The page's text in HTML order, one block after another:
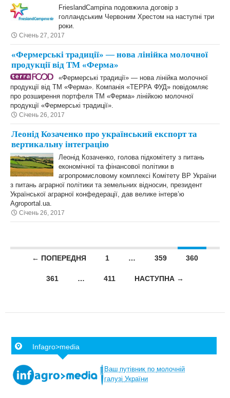
FrieslandCampina подовжила договір з
голландським Червоним Хрестом на наступні три
роки.
Січень 27, 2017
«Фермерські традиції» ― нова лінійка молочної
продукції від ТМ «Ферма»
«Фермерські традиції» ― нова лінійка молочної
продукції від ТМ «Ферма». Компанія «ТЕРРА ФУД» повідомляє
про розширення портфеля ТМ «Ферма» лінійкою молочної
продукції «Фермерські традиції».
Січень 26, 2017
Леонід Козаченко про український експорт та
вертикальну інтеграцію
Леонід Козаченко, голова підкомітету з питань
економічної та фінансової політики в
агропромисловому комплексі Комітету ВР України
з питань аграрної політики та земельних відносин, президент
Української аграрної конфедерації, дав велике інтерв’ю
Agroportal.ua.
Січень 26, 2017
Posts navigation
← ПОПЕРЕДНЯ 1 … 359 360
361 … 411 НАСТУПНА →
Infagro>media
Ваш путівник по молочній
галузі України